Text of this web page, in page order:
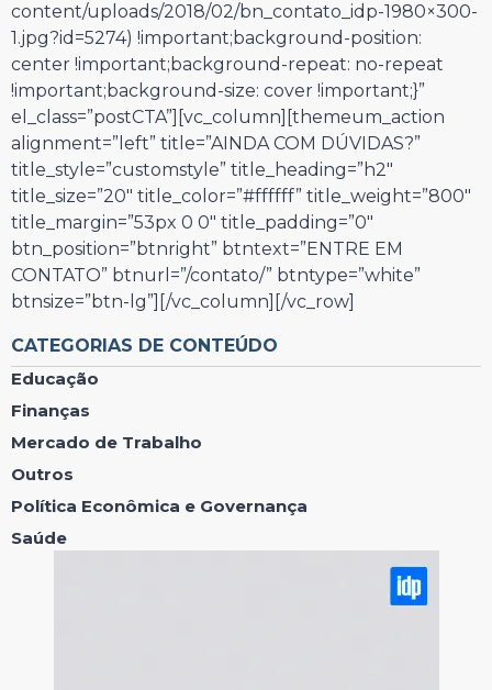
content/uploads/2018/02/bn_contato_idp-1980×300-
1.jpg?id=5274) !important;background-position:
center !important;background-repeat: no-repeat
!important;background-size: cover !important;}”
el_class=”postCTA”][vc_column][themeum_action
alignment=”left” title=”AINDA COM DÚVIDAS?”
title_style=”customstyle” title_heading=”h2″
title_size=”20″ title_color=”#ffffff” title_weight=”800″
title_margin=”53px 0 0″ title_padding=”0″
btn_position=”btnright” btntext=”ENTRE EM
CONTATO” btnurl=”/contato/” btntype=”white”
btnsize=”btn-lg”][/vc_column][/vc_row]
CATEGORIAS DE CONTEÚDO
Educação
Finanças
Mercado de Trabalho
Outros
Política Econômica e Governança
Saúde